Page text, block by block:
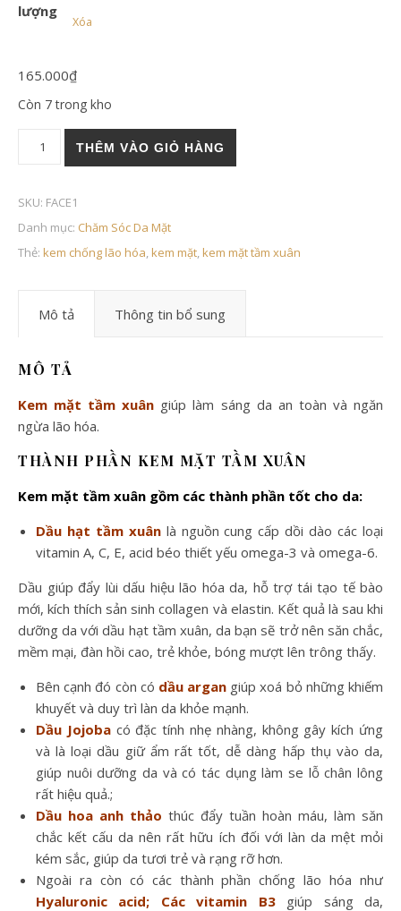
lượng
Xóa
165.000₫
Còn 7 trong kho
KEM MẶT TẦM XUÂN số lượng
THÊM VÀO GIỎ HÀNG
SKU: FACE1
Danh mục: Chăm Sóc Da Mặt
Thẻ: kem chống lão hóa kem mặt kem mặt tầm xuân
Mô tả Thông tin bổ sung
MÔ TẢ
Kem mặt tầm xuân giúp làm sáng da an toàn và ngăn
ngừa lão hóa.
THÀNH PHẦN KEM MẶT TẦM XUÂN
Kem mặt tầm xuân gồm các thành phần tốt cho da:
Dầu hạt tầm xuân là nguồn cung cấp dồi dào các loại
vitamin A, C, E, acid béo thiết yếu omega-3 và omega-6.
Dầu giúp đẩy lùi dấu hiệu lão hóa da, hỗ trợ tái tạo tế bào
mới, kích thích sản sinh collagen và elastin. Kết quả là sau khi
dưỡng da với dầu hạt tầm xuân, da bạn sẽ trở nên săn chắc,
mềm mại, đàn hồi cao, trẻ khỏe, bóng mượt lên trông thấy.
Bên cạnh đó còn có dầu argan giúp xoá bỏ những khiếm
khuyết và duy trì làn da khỏe mạnh.
Dầu Jojobacó đặc tính nhẹ nhàng, không gây kích ứng
và là loại dầu giữ ẩm rất tốt, dễ dàng hấp thụ vào da,
giúp nuôi dưỡng da và có tác dụng làm se lỗ chân lông
rất hiệu quả.;
Dầu hoa anh thảo thúc đẩy tuần hoàn máu, làm săn
chắc kết cấu da nên rất hữu ích đối với làn da mệt mỏi
kém sắc, giúp da tươi trẻ và rạng rỡ hơn.
Ngoài ra còn có các thành phần chống lão hóa như
Hyaluronic acid; Các vitamin B3giúp sáng da,